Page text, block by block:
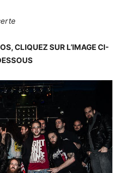
CLIQUEZ SUR L’IMAGE CI-